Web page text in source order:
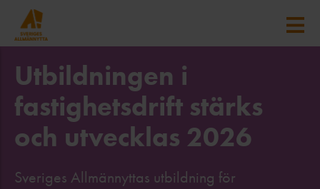
Utbildningen i
fastighetsdrift stärks
och utvecklas 2026
Sveriges Allmännyttas utbildning för